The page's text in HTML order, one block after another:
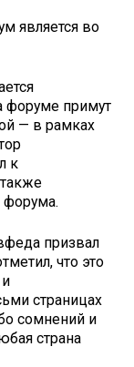
является во
форуме примут
— в рамках
к
призвал
что это
страницах
сомнений и
страна